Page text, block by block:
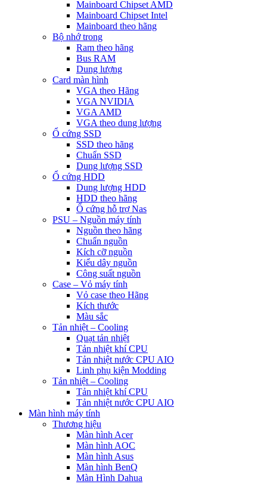
Mainboard Chipset AMD
Mainboard Chipset Intel
Mainboard theo hãng
Bộ nhớ trong
Ram theo hãng
Bus RAM
Dung lượng
Card màn hình
VGA theo Hãng
VGA NVIDIA
VGA AMD
VGA theo dung lượng
Ổ cứng SSD
SSD theo hãng
Chuẩn SSD
Dung lượng SSD
Ổ cứng HDD
Dung lượng HDD
HDD theo hãng
Ổ cứng hỗ trợ Nas
PSU – Nguồn máy tính
Nguồn theo hãng
Chuẩn nguồn
Kích cỡ nguồn
Kiểu dây nguồn
Công suất nguồn
Case – Vỏ máy tính
Vỏ case theo Hãng
Kích thước
Màu sắc
Tản nhiệt – Cooling
Quạt tản nhiệt
Tản nhiệt khí CPU
Tản nhiệt nước CPU AIO
Linh phụ kiện Modding
Tản nhiệt – Cooling
Tản nhiệt khí CPU
Tản nhiệt nước CPU AIO
Màn hình máy tính
Thương hiệu
Màn hình Acer
Màn hình AOC
Màn hình Asus
Màn hình BenQ
Màn Hình Dahua